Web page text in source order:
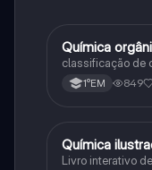
Química
Química
classificação de
1°EM 849
Química
Química
Livro interativo